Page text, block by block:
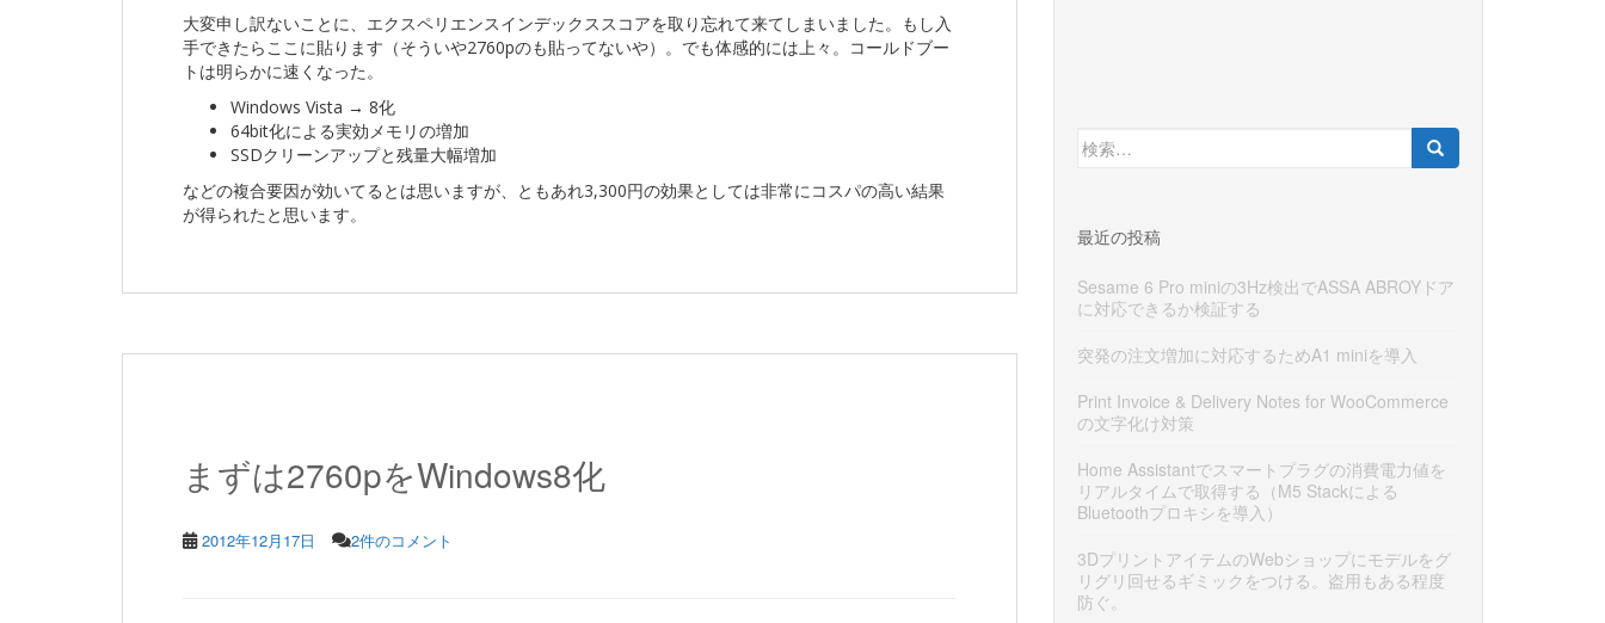
大変申し訳ないことに、エクスペリエンスインデックススコアを取り忘れて来てしまいました。もし入
手できたらここに貼ります（そういや2760pのも貼ってないや）。でも体感的には上々。コールドブー
トは明らかに速くなった。
Windows Vista → 8化
64bit化による実効メモリの増加
SSDクリーンアップと残量大幅増加
などの複合要因が効いてるとは思いますが、ともあれ3,300円の効果としては非常にコスパの高い結果
が得られたと思います。
まずは2760pをWindows8化
2012年12月17日 2件のコメント
検
索:
最近の投稿
Sesame 6 Pro miniの3Hz検出でASSA ABROYドア
に対応できるか検証する
突発の注文増加に対応するためA1 miniを導入
Print Invoice & Delivery Notes for WooCommerce
の文字化け対策
Home Assistantでスマートプラグの消費電力値を
リアルタイムで取得する（M5 Stackによる
Bluetoothプロキシを導入）
3DプリントアイテムのWebショップにモデルをグ
リグリ回せるギミックをつける。盗用もある程度
防ぐ。